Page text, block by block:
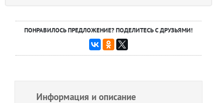
ПОНРАВИЛОСЬ ПРЕДЛОЖЕНИЕ? ПОДЕЛИТЕСЬ С ДРУЗЬЯМИ!
Информация и описание